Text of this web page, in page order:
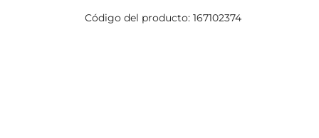
Código del producto: 167102374